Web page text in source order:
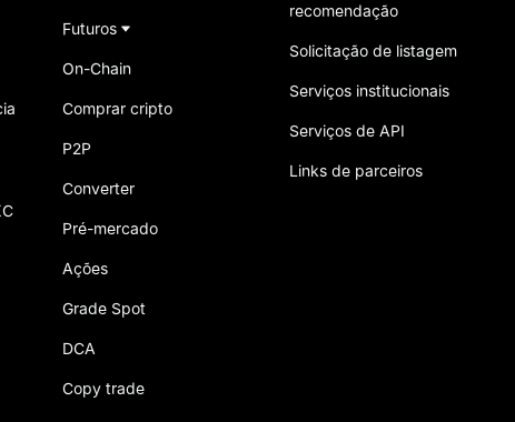
Futuros
On-Chain
Comprar cripto
P2P
Converter
Pré-mercado
Ações
Grade Spot
DCA
Copy trade
recomendação
Solicitação de listagem
Serviços institucionais
Serviços de API
Links de parceiros